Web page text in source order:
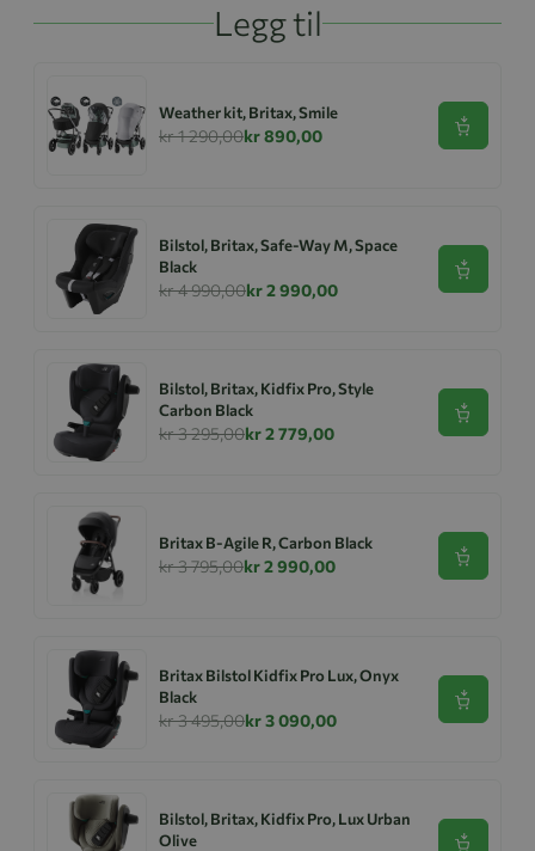
Legg til
Weather kit, Britax, Smile
kr 1 290,00kr 890,00 Se
Bilstol, Britax, Safe-Way M, Space
Black
kr 4 990,00kr 2 990,00
Se
Bilstol, Britax, Kidfix Pro, Style
Carbon Black
kr 3 295,00kr 2 779,00
Se
Britax B-Agile R, Carbon Black
kr 3 795,00kr 2 990,00 Se
Britax Bilstol Kidfix Pro Lux, Onyx
Black
kr 3 495,00kr 3 090,00
Se
Bilstol, Britax, Kidfix Pro, Lux Urban
Olive